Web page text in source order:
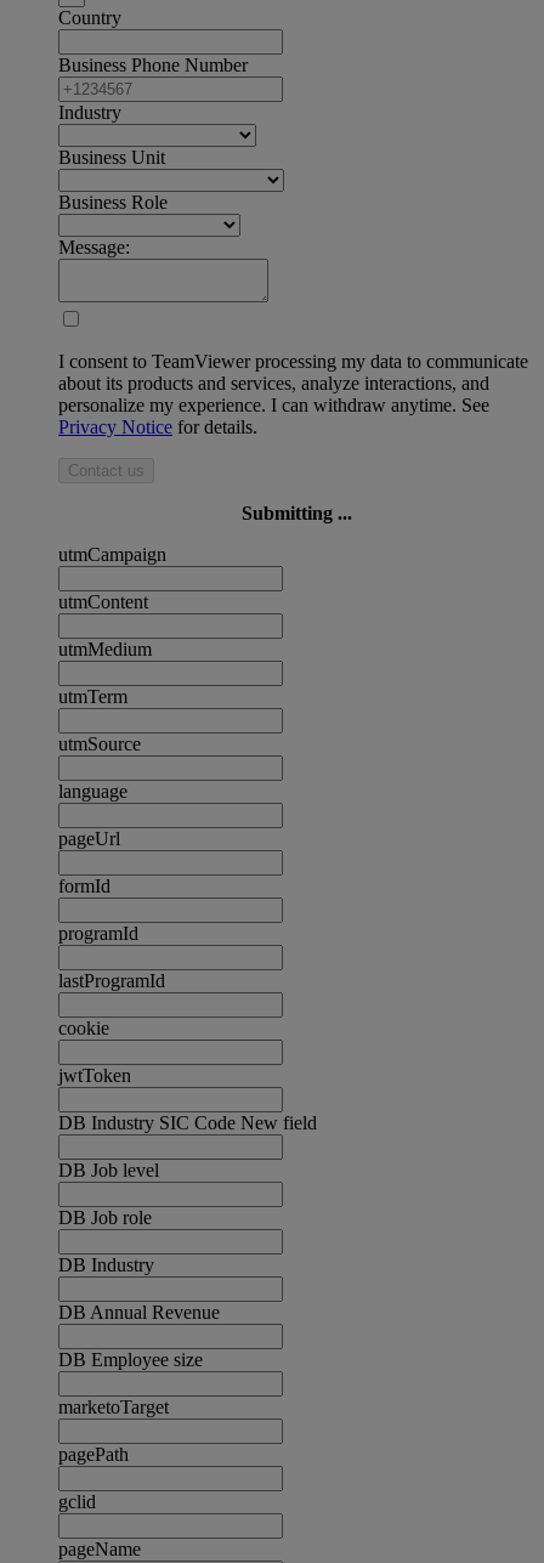
Country
Business Phone Number
Industry
Business Unit
Business Role
Message:
I consent to TeamViewer processing my data to communicate
about its products and services, analyze interactions, and
personalize my experience. I can withdraw anytime. See
Privacy Notice for details.
Contact us
Submitting ...
utmCampaign
utmContent
utmMedium
utmTerm
utmSource
language
pageUrl
formId
programId
lastProgramId
cookie
jwtToken
DB Industry SIC Code New field
DB Job level
DB Job role
DB Industry
DB Annual Revenue
DB Employee size
marketoTarget
pagePath
gclid
pageName